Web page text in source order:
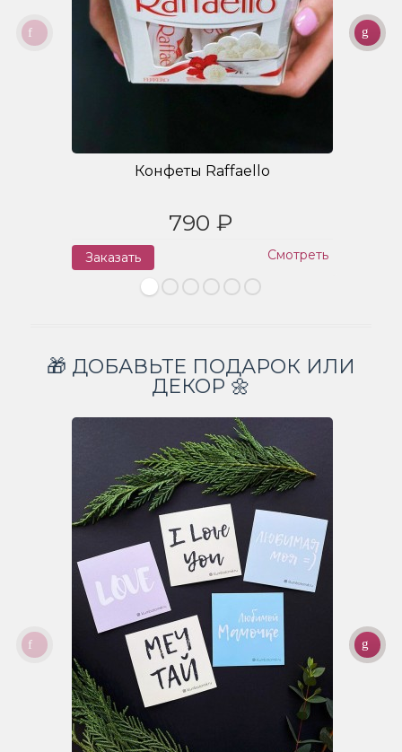
Конфеты Raffaello
790 ₽
Заказать Смотреть
🎁 ДОБАВЬТЕ ПОДАРОК ИЛИ
ДЕКОР 🌼